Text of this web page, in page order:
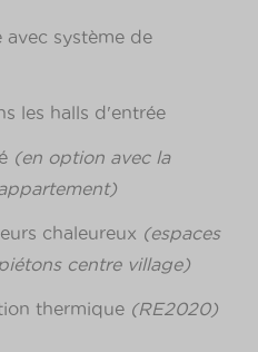
avec système de
les halls d'entrée
(en option avec la
chaleureux (espaces
centre village)
thermique (RE2020)